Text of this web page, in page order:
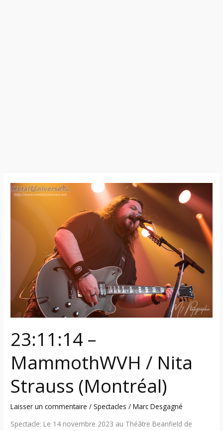
23:11:14 –
MammothWVH / Nita
Strauss (Montréal)
Laisser un commentaire /Spectacles /Marc Desgagné
Spectacle: Le 14 novembre 2023 au Théâtre Beanfield de
23:11:14
(Montréal)